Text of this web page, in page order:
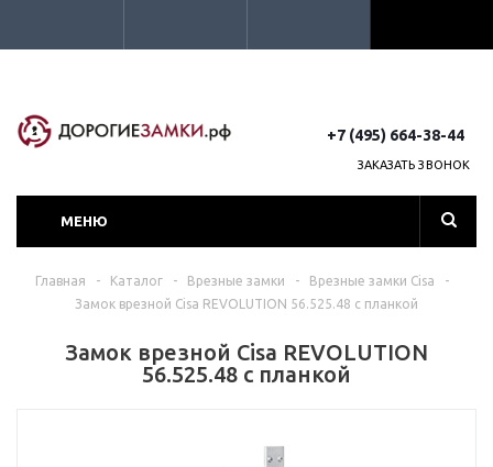
+7 (495) 664-38-44
ЗАКАЗАТЬ ЗВОНОК
МЕНЮ
Главная - Каталог - Врезные замки - Врезные замки Cisa
-
Замок врезной Cisa REVOLUTION 56.525.48 с планкой
Замок врезной Cisa REVOLUTION
56.525.48 с планкой